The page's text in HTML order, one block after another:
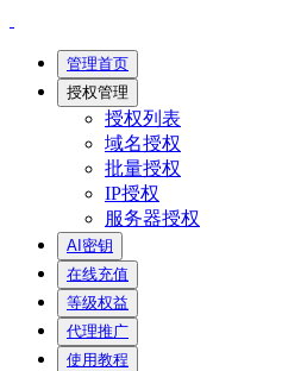
管理首页
授权管理
授权列表
域名授权
批量授权
IP授权
服务器授权
AI密钥
在线充值
等级权益
代理推广
使用教程